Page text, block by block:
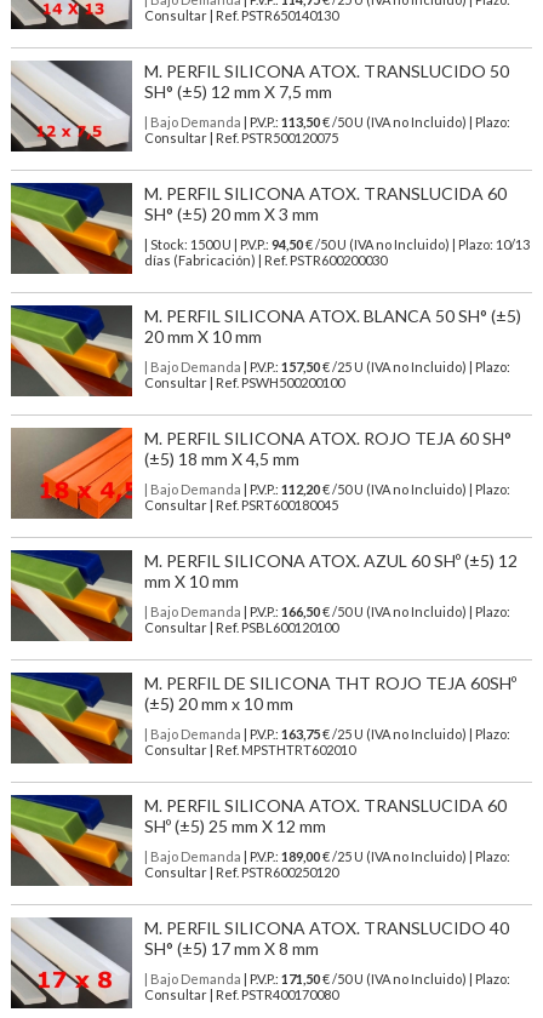
Consultar | Ref. PSTR650140130
M. PERFIL SILICONA ATOX. TRANSLUCIDO 50
SH° (±5) 12 mm X 7,5 mm
| Bajo Demanda | P.V.P.: 113,50€ /50 U (IVA no Incluido) | Plazo:
Consultar | Ref. PSTR500120075
M. PERFIL SILICONA ATOX. TRANSLUCIDA 60
SH° (±5) 20 mm X 3 mm
| Stock: 1500 U | P.V.P.: 94,50€/50 U (IVA no Incluido)
| Plazo: 10/13
días (Fabricación) | Ref. PSTR600200030
M. PERFIL SILICONA ATOX. BLANCA 50 SH° (±5)
20 mm X 10 mm
| Bajo Demanda | P.V.P.: 157,50€ /25 U (IVA no Incluido) | Plazo:
Consultar | Ref. PSWH500200100
M. PERFIL SILICONA ATOX. ROJO TEJA 60 SH°
(±5) 18 mm X 4,5 mm
| Bajo Demanda | P.V.P.: 112,20€ /50 U (IVA no Incluido) | Plazo:
Consultar | Ref. PSRT600180045
M. PERFIL SILICONA ATOX. AZUL 60 SHº (±5) 12
mm X 10 mm
| Bajo Demanda | P.V.P.: 166,50€ /50 U (IVA no Incluido) | Plazo:
Consultar | Ref. PSBL600120100
M. PERFIL DE SILICONA THT ROJO TEJA 60SHº
(±5) 20 mm x 10 mm
| Bajo Demanda | P.V.P.: 163,75€ /25 U (IVA no Incluido) | Plazo:
Consultar | Ref. MPSTHTRT602010
M. PERFIL SILICONA ATOX. TRANSLUCIDA 60
SHº (±5) 25 mm X 12 mm
| Bajo Demanda | P.V.P.: 189,00€ /25 U (IVA no Incluido) | Plazo:
Consultar | Ref. PSTR600250120
M. PERFIL SILICONA ATOX. TRANSLUCIDO 40
SH° (±5) 17 mm X 8 mm
| Bajo Demanda | P.V.P.: 171,50€ /50 U (IVA no Incluido) | Plazo:
Consultar | Ref. PSTR400170080